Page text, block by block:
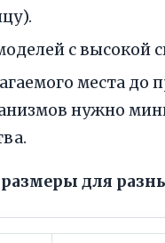
с высокой
места
нужно
для